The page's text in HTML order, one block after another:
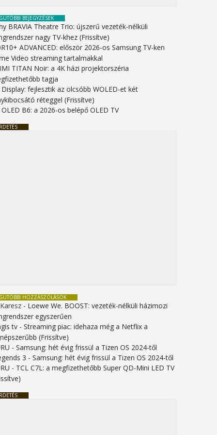
BEJEGYZÉSEK
BRAVIA Theatre Trio: újszerű vezeték-nélküli
nagy TV-khez (Frissítve)
ADVANCED: először 2026-os Samsung TV-ken
Video streaming tartalmakkal
TITAN Noir: a 4K házi projektorszéria
tagja
Display: fejlesztik az olcsóbb WOLED-et két
réteggel (Frissítve)
OLED B6: a 2026-os belépő OLED TV
HOZZÁSZÓLÁSOK
- Loewe We. BOOST: vezeték-nélküli házimozi
egyszerűen
tv -Streaming piac: idehaza még a Netflix a
(Frissítve)
-Samsung: hét évig frissül a Tizen OS 2024-től
3 -Samsung: hét évig frissül a Tizen OS 2024-től
- TCL C7L: a megfizethetőbb Super QD-Mini LED TV